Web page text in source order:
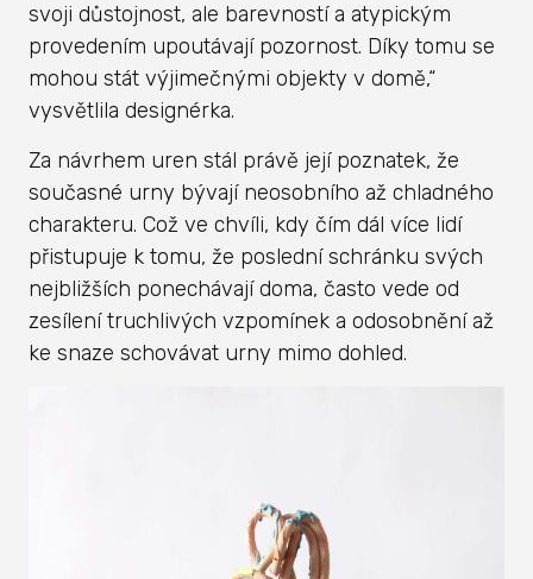
svoji důstojnost, ale barevností a atypickým
provedením upoutávají pozornost. Díky tomu se
mohou stát výjimečnými objekty v domě,“
vysvětlila designérka.
Za návrhem uren stál právě její poznatek, že
současné urny bývají neosobního až chladného
charakteru. Což ve chvíli, kdy čím dál více lidí
přistupuje k tomu, že poslední schránku svých
nejbližších ponechávají doma, často vede od
zesílení truchlivých vzpomínek a odosobnění až
ke snaze schovávat urny mimo dohled.